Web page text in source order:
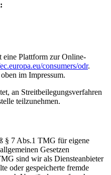
eine Plattform zur Online-
consumers/odr.
im Impressum.
an Streitbeilegungsverfahren
teilzunehmen.
§ 7 Abs.1 TMG für eigene
Gesetzen
sind wir als Diensteanbieter
oder gespeicherte fremde